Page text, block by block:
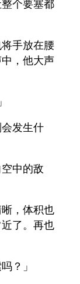
个要塞都
手放在腰
，他大声
发生什
中的敌
，体积也
了。再也
？」